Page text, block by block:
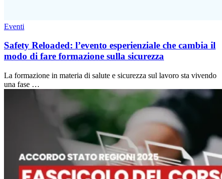
Eventi
Safety Reloaded: l’evento esperienziale che cambia il
modo di fare formazione sulla sicurezza
La formazione in materia di salute e sicurezza sul lavoro sta vivendo
una fase …